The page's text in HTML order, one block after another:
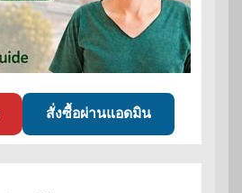
สั่งซื้อผ่านแอดมิน